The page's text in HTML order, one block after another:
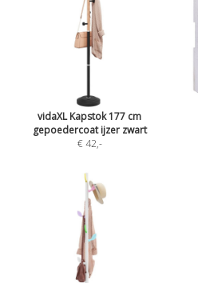
vidaXL Kapstok 177 cm
gepoedercoat ijzer zwart
€ 42,-